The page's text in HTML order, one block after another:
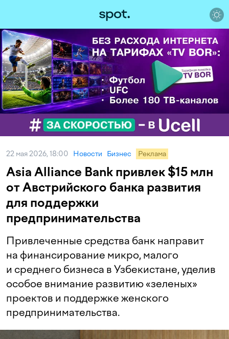
22 мая 2026, 18:00 Новости Бизнес Реклама
Asia Alliance Bank привлек $15 млн
от Австрийского банка развития
для поддержки
предпринимательства
Привлеченные средства банк направит
на финансирование микро, малого
и среднего бизнеса в Узбекистане, уделив
особое внимание развитию «зеленых»
проектов и поддержке женского
предпринимательства.